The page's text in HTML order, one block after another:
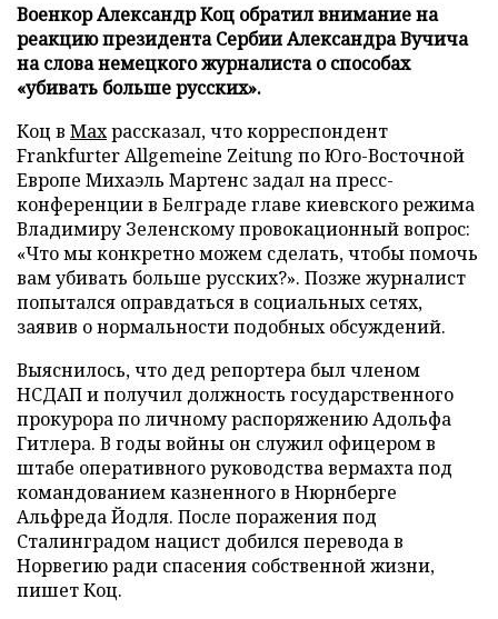
Военкор Александр Коц обратил внимание на
реакцию президента Сербии Александра Вучича
на слова немецкого журналиста о способах
«убивать больше русских».
Коц в Махрассказал, что корреспондент
Frankfurter Allgemeine Zeitung по Юго-Восточной
Европе Михаэль Мартенс задал на пресс-
конференции в Белграде главе киевского режима
Владимиру Зеленскому провокационный вопрос:
«Что мы конкретно можем сделать, чтобы помочь
вам убивать больше русских?». Позже журналист
попытался оправдаться в социальных сетях,
заявив о нормальности подобных обсуждений.
Выяснилось, что дед репортера был членом
НСДАП и получил должность государственного
прокурора по личному распоряжению Адольфа
Гитлера. В годы войны он служил офицером в
штабе оперативного руководства вермахта под
командованием казненного в Нюрнберге
Альфреда Йодля. После поражения под
Сталинградом нацист добился перевода в
Норвегию ради спасения собственной жизни,
пишет Коц.